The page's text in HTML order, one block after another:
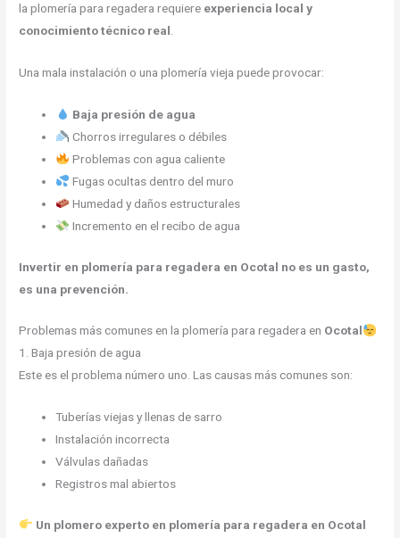
la plomería para regadera requiere experiencia local y
conocimiento técnico real.
Una mala instalación o una plomería vieja puede provocar:
Baja presión de agua
Chorros irregulares o débiles
Problemas con agua caliente
Fugas ocultas dentro del muro
Humedad y daños estructurales
Incremento en el recibo de agua
Invertir en plomería para regadera en Ocotal no es un gasto,
es una prevención.
Problemas más comunes en la plomería para regadera en Ocotal
1. Baja presión de agua
Este es el problema número uno. Las causas más comunes son:
Tuberías viejas y llenas de sarro
Instalación incorrecta
Válvulas dañadas
Registros mal abiertos
Un plomero experto en plomería para regadera en Ocotal